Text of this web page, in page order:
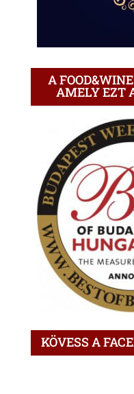
A
AMELY EZT
KÖVESS A